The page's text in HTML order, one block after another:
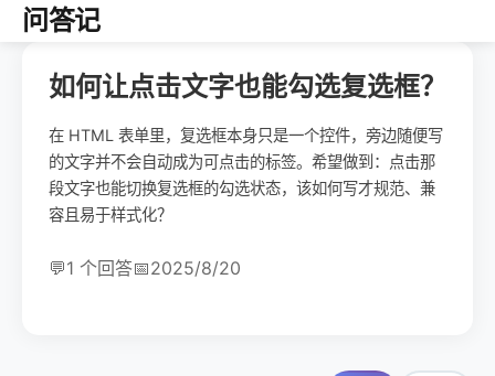
问答记
如何让点击文字也能勾选复选框？
在 HTML 表单里，复选框本身只是一个控件，旁边随便写
的文字并不会自动成为可点击的标签。希望做到：点击那
段文字也能切换复选框的勾选状态，该如何写才规范、兼
容且易于样式化？
💬1 个回答📅2025/8/20